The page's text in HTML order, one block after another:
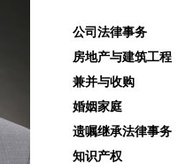
公司法律事务
房地产与建筑工程
兼并与收购
婚姻家庭
遗嘱继承法律事务
知识产权